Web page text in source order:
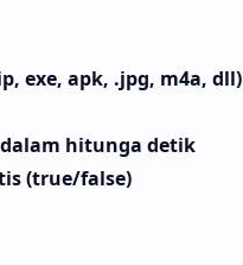
exe, apk, .jpg, m4a, dll)
hitunga detik
(true/false)